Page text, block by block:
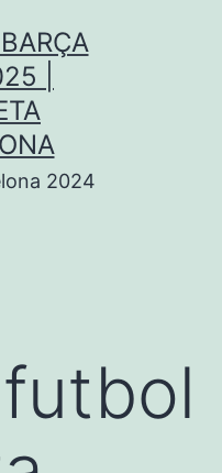
|
2024